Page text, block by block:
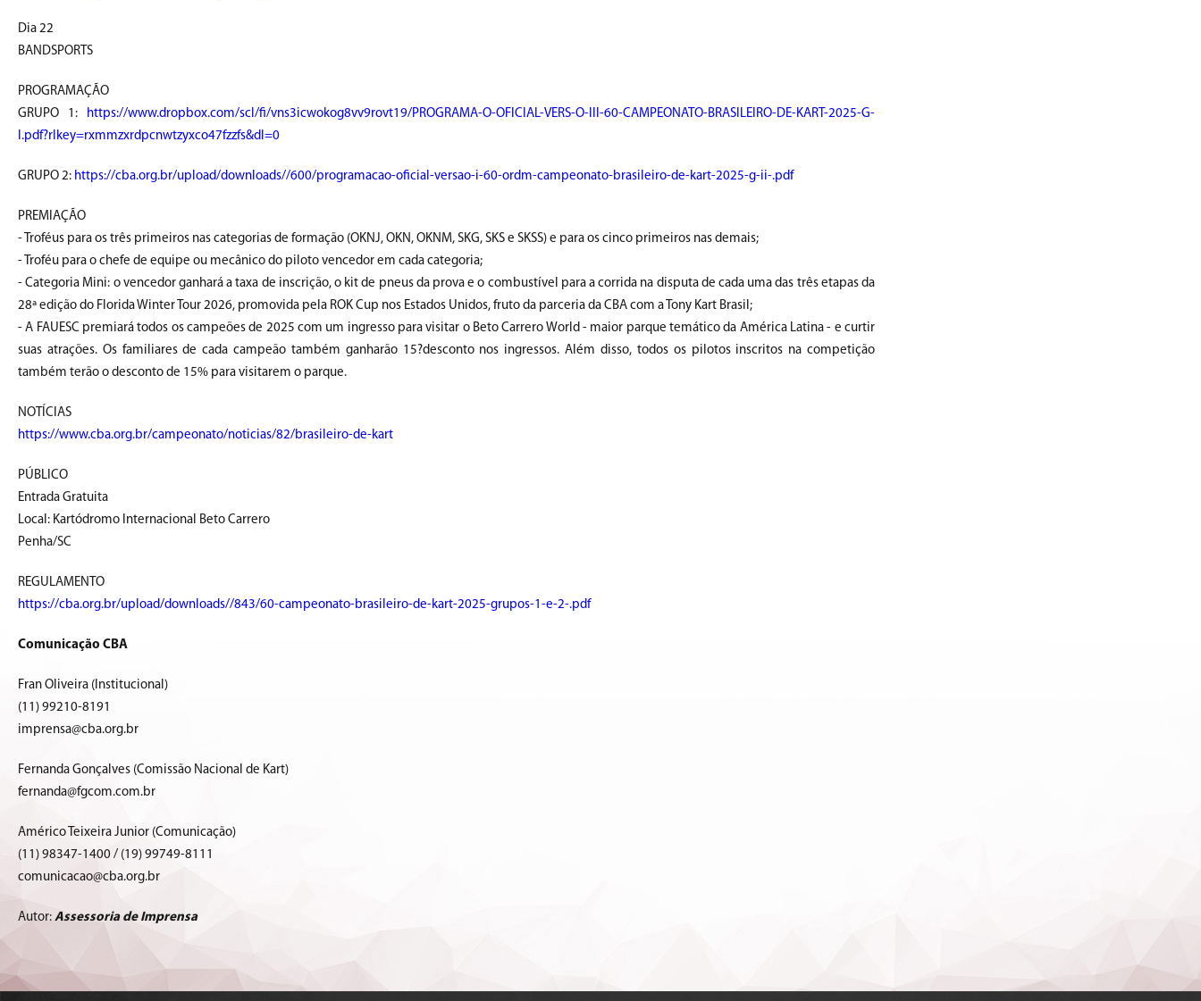
Dia 22
BANDSPORTS
PROGRAMAÇÃO
GRUPO 1: https://www.dropbox.com/scl/fi/vns3icwokog8vv9rovt19/PROGRAMA-O-OFICIAL-VERS-O-III-60-CAMPEONATO-BRASILEIRO-DE-KART-2025-G-
I.pdf?rlkey=rxmmzxrdpcnwtzyxco47fzzfs&dl=0
GRUPO 2: https://cba.org.br/upload/downloads//600/programacao-oficial-versao-i-60-ordm-campeonato-brasileiro-de-kart-2025-g-ii-.pdf
PREMIAÇÃO
- Troféus para os três primeiros nas categorias de formação (OKNJ, OKN, OKNM, SKG, SKS e SKSS) e para os cinco primeiros nas demais;
- Troféu para o chefe de equipe ou mecânico do piloto vencedor em cada categoria;
- Categoria Mini: o vencedor ganhará a taxa de inscrição, o kit de pneus da prova e o combustível para a corrida na disputa de cada uma das três etapas da
28ª edição do Florida Winter Tour 2026, promovida pela ROK Cup nos Estados Unidos, fruto da parceria da CBA com a Tony Kart Brasil;
- A FAUESC premiará todos os campeões de 2025 com um ingresso para visitar o Beto Carrero World - maior parque temático da América Latina - e curtir
suas atrações. Os familiares de cada campeão também ganharão 15?desconto nos ingressos. Além disso, todos os pilotos inscritos na competição
também terão o desconto de 15% para visitarem o parque.
NOTÍCIAS
https://www.cba.org.br/campeonato/noticias/82/brasileiro-de-kart
PÚBLICO
Entrada Gratuita
Local: Kartódromo Internacional Beto Carrero
Penha/SC
REGULAMENTO
https://cba.org.br/upload/downloads//843/60-campeonato-brasileiro-de-kart-2025-grupos-1-e-2-.pdf
Comunicação CBA
Fran Oliveira (Institucional)
(11) 99210-8191
imprensa@cba.org.br
Fernanda Gonçalves (Comissão Nacional de Kart)
fernanda@fgcom.com.br
Américo Teixeira Junior (Comunicação)
(11) 98347-1400 / (19) 99749-8111
comunicacao@cba.org.br
Autor: Assessoria de Imprensa